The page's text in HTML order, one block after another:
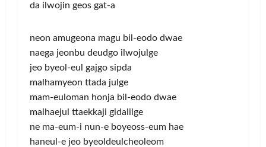
da ilwojin geos gat-a
neon amugeona magu bil-eodo dwae
naega jeonbu deudgo ilwojulge
jeo byeol-eul gajgo sipda
malhamyeon ttada julge
mam-euloman honja bil-eodo dwae
malhaejul ttaekkaji gidalilge
ne ma-eum-i nun-e boyeoss-eum hae
haneul-e jeo byeoldeulcheoleom